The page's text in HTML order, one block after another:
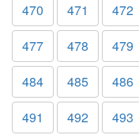
470
471 472
477
478 479
484
485 486
491
492 493